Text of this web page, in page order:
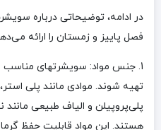
در ادامه، توضیحاتی درباره
فصل پاییز و زمستان را ارائه
1. جنس مواد: سویشرتهای مناسب
تهیه شوند. موادی مانند پلی
پلی‌پروپیلن و الیاف طبیعی
هستند. این مواد قابلیت حفظ